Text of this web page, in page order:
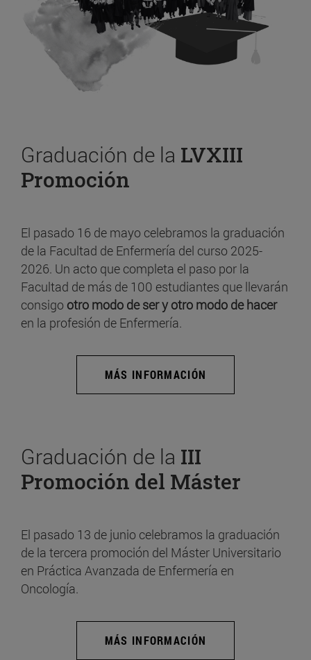
Graduación de la LVXIII
Promoción
El pasado 16 de mayo celebramos la graduación
de la Facultad de Enfermería del curso 2025-
2026. Un acto que completa el paso por la
Facultad de más de 100 estudiantes que llevarán
consigo otro modo de ser y otro modo de hacer
en la profesión de Enfermería.
MÁS INFORMACIÓN
Graduación de la III
Promoción del Máster
El pasado 13 de junio celebramos la graduación
de la tercera promoción del Máster Universitario
en Práctica Avanzada de Enfermería en
Oncología.
MÁS INFORMACIÓN